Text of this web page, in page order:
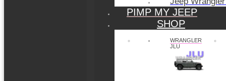
PIMP MY JEEP
SHOP
WRANGLER
JLU